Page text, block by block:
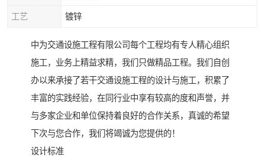
工艺 镀锌
中为交通设施工程有限公司每个工程均有专人精心组织
施工，业务上精益求精，我们只做精品工程。我们自创
办以来承接了若干交通设施工程的设计与施工，积累了
丰富的实践经验，在同行业中享有较高的度和声誉，并
与多家企业和单位保持着良好的合作关系，真诚的希望
下次与您合作，我们将竭诚为您提供的！
设计标准